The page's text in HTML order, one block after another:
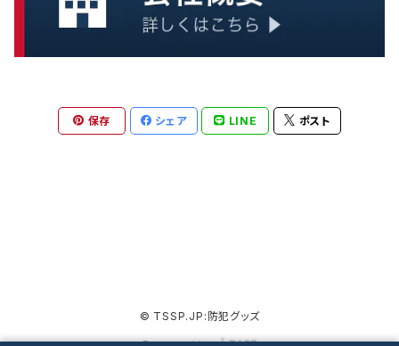
保存 シェア LINE ポスト
© TSSP.JP:防犯グッズ